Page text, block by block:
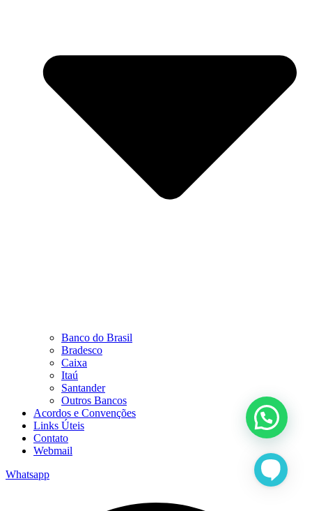
Banco do Brasil
Bradesco
Caixa
Itaú
Santander
Outros Bancos
Acordos e Convenções
Links Úteis
Contato
Webmail
Whatsapp